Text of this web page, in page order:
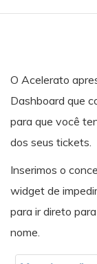
O Acelerato
Dashboard que
para que você
dos seus tickets.
Inserimos o
widget de
para ir direto
nome.